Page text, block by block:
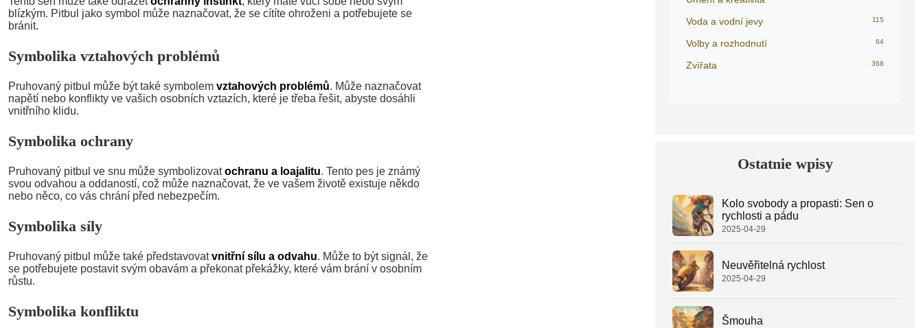
blízkým. Pitbul jako symbol může naznačovat, že se cítíte ohroženi a potřebujete se
bránit.
Symbolika vztahových problémů
Pruhovaný pitbul může být také symbolem vztahových problémů. Může naznačovat
napětí nebo konflikty ve vašich osobních vztazích, které je třeba řešit, abyste dosáhli
vnitřního klidu.
Symbolika ochrany
Pruhovaný pitbul ve snu může symbolizovatochranu a loajalitu. Tento pes je známý
svou odvahou a oddaností, což může naznačovat, že ve vašem životě existuje někdo
nebo něco, co vás chrání před nebezpečím.
Symbolika síly
Pruhovaný pitbul může také představovatvnitřní sílu a odvahu. Může to být signál, že
se potřebujete postavit svým obavám a překonat překážky, které vám brání v osobním
růstu.
Symbolika konfliktu
Voda a vodní jevy 115
Volby a rozhodnutí 64
Zvířata 368
Ostatnie wpisy
Kolo svobody a propasti: Sen o
rychlosti a pádu
2025-04-29
Neuvěřitelná rychlost
2025-04-29
Šmouha